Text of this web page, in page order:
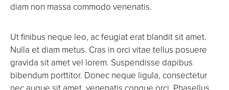
diam non massa commodo venenatis.
Ut finibus neque leo, ac feugiat erat blandit sit amet.
Nulla et diam metus. Cras in orci vitae tellus posuere
gravida sit amet vel lorem. Suspendisse dapibus
bibendum porttitor. Donec neque ligula, consectetur